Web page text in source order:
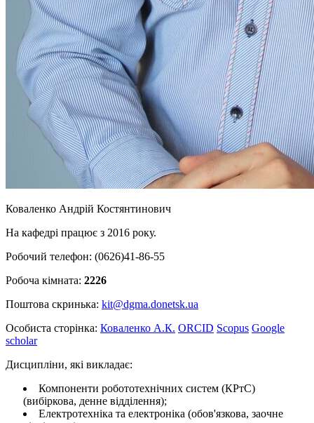
Коваленко Андрій Костянтинович
На кафедрі працює з 2016 року.
Робочий телефон: (0626)41-86-55
Робоча кімната: 2226
Поштова скринька: kit@dgma.donetsk.ua
Особиста сторінка: Коваленко А.К. ORCID Scopus Google
scholar
Дисципліни, які викладає:
Компоненти робототехнічних систем (КРтС)
(вибіркова, денне відділення);
Електротехніка та електроніка (обов'язкова, заочне